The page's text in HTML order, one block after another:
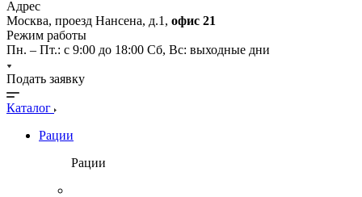
Адрес
Москва, проезд Нансена, д.1, офис 21
Режим работы
Пн. – Пт.: с 9:00 до 18:00 Cб, Вс: выходные дни
Подать заявку
Каталог
Рации
Рации